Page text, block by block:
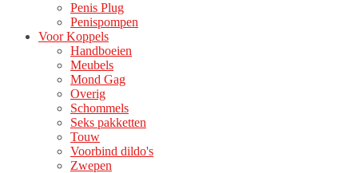
Penis Plug
Penispompen
Voor Koppels
Handboeien
Meubels
Mond Gag
Overig
Schommels
Seks pakketten
Touw
Voorbind dildo's
Zwepen